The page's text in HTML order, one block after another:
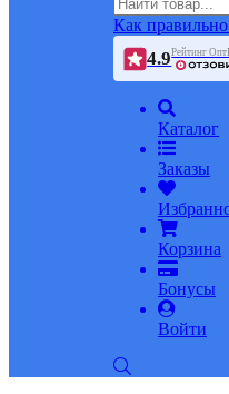
Как правильно
4.9Рейтинг
Каталог
Заказы
Корзина
Бонусы
Войти